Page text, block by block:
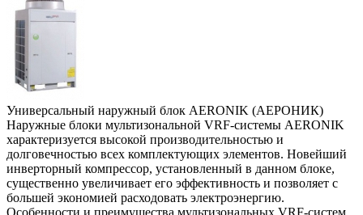
Универсальный наружный блок AERONIK (АЕРОНИК)
Наружные блоки мультизональной VRF-системы AERONIK
характеризуется высокой производительностью и
долговечностью всех комплектующих элементов. Новейший
инверторный компрессор, установленный в данном блоке,
существенно увеличивает его эффективность и позволяет с
большей экономией расходовать электроэнергию.
Особенности и преимущества мультизональных VRF-систем